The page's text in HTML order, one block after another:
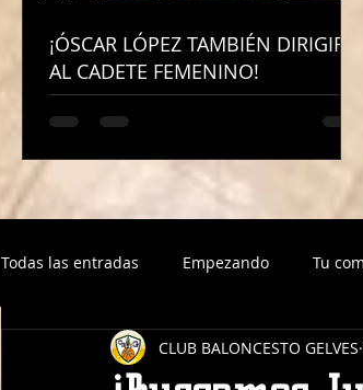
¡ÓSCAR LÓPEZ TAMBIÉN DIRIGIRÁ
AL CADETE FEMENINO!
¡ÓSCAR LÓPEZ TAMBIÉN DIRIGIRÁ
AL CADETE FEMENINO!
Todas las entradas Empezando Tu
CLUB BALONCESTO GELVES